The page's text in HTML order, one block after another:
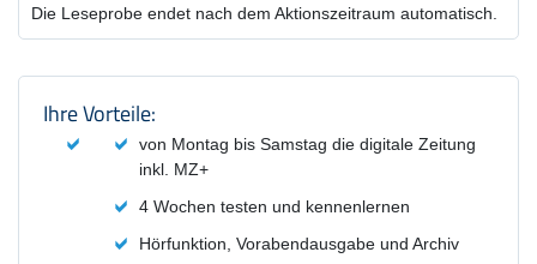
Die Leseprobe endet nach dem Aktionszeitraum automatisch.
Produktzusammenfassung und
Ihre Vorteile:
von Montag bis Samstag die digitale Zeitung
inkl. MZ+
4 Wochen testen und kennenlernen
Hörfunktion, Vorabendausgabe und Archiv